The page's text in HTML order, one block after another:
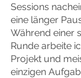
Sessions
eine länger
Während einer
Runde arbeite
Projekt und
einzigen